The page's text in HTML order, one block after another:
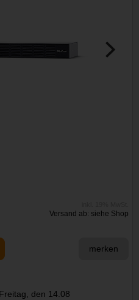
Versand ab: siehe Shop
merken
den 14.08